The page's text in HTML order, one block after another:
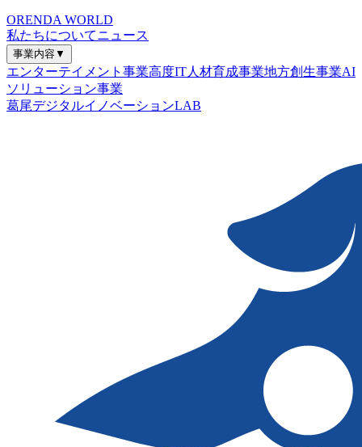
ORENDA WORLD
私たちについてニュース
事業内容▼
エンターテイメント事業高度IT人材育成事業地方創生事業AI
ソリューション事業
葛尾デジタルイノベーションLAB